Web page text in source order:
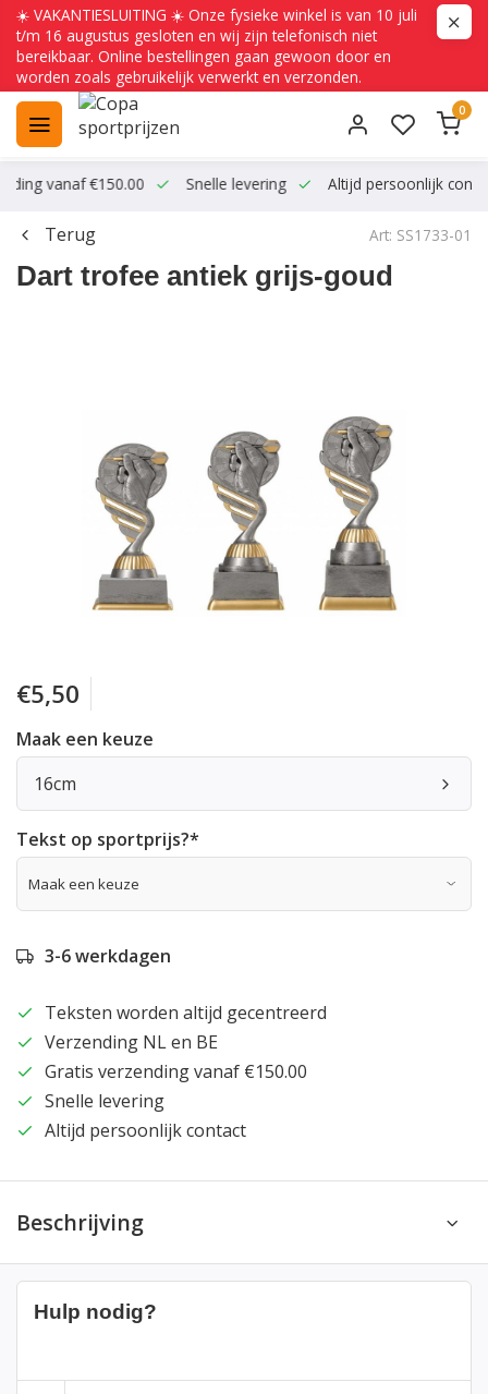
☀️ VAKANTIESLUITING ☀️ Onze fysieke winkel is van 10 juli
t/m 16 augustus gesloten en wij zijn telefonisch niet
bereikbaar. Online bestellingen gaan gewoon door en
worden zoals gebruikelijk verwerkt en verzonden.
0
vanaf €150.00 Snelle levering Altijd persoonlijk
Terug Art: SS1733-01
Dart trofee antiek grijs-goud
€5,50
Maak een keuze
16cm
Tekst op sportprijs?*
3-6 werkdagen
Teksten worden altijd gecentreerd
Verzending NL en BE
Gratis verzending vanaf €150.00
Snelle levering
Altijd persoonlijk contact
Beschrijving
Hulp nodig?